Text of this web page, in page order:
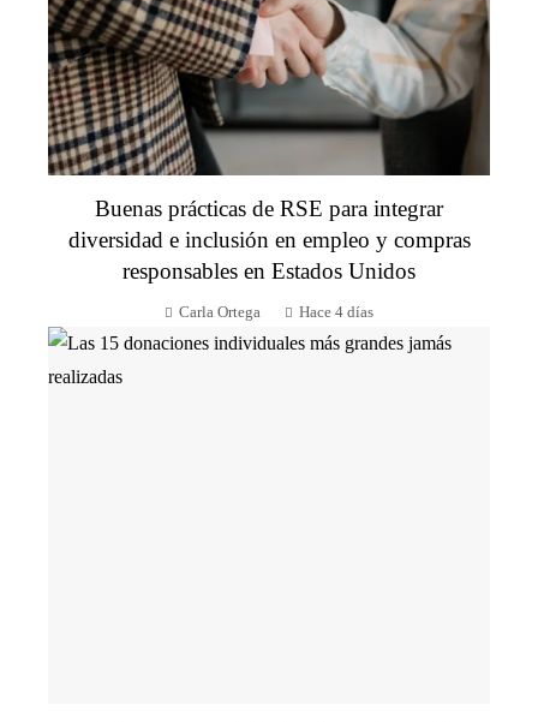
Buenas prácticas de RSE para integrar
diversidad e inclusión en empleo y compras
responsables en Estados Unidos
Carla Ortega Hace 4 días